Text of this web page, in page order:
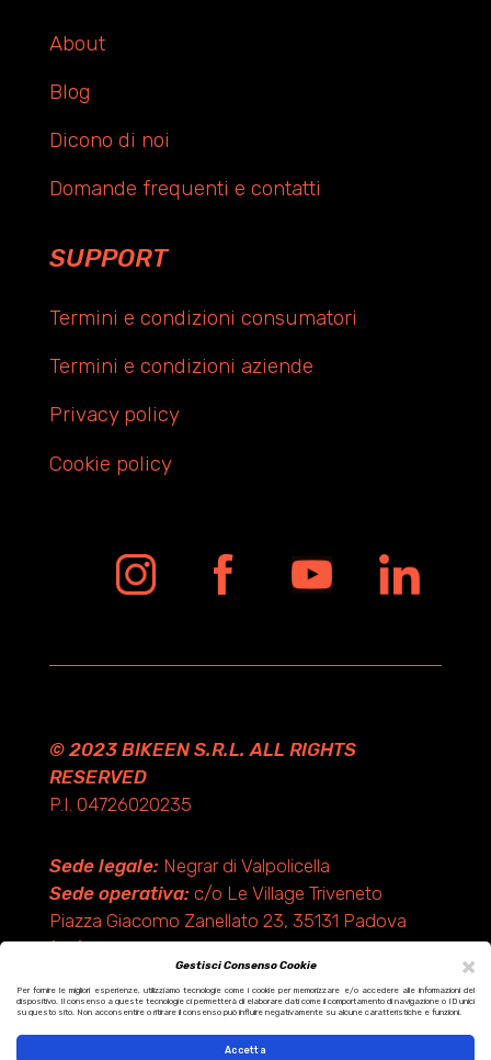
×
Gestisci Consenso Cookie
Per fornire le migliori esperienze, utilizziamo tecnologie come i cookie per memorizzare e/o accedere alle informazioni del
dispositivo. Il consenso a queste tecnologie ci permetterà di elaborare dati come il comportamento di navigazione o ID unici
su questo sito. Non acconsentire o ritirare il consenso può influire negativamente su alcune caratteristiche e funzioni.
Accetta
About
Blog
Dicono di noi
Domande frequenti e contatti
SUPPORT
Termini e condizioni consumatori
Termini e condizioni aziende
Privacy policy
Cookie policy
© 2023 BIKEEN S.R.L. ALL RIGHTS
RESERVED
P.I. 04726020235
Sede legale:Negrar di Valpolicella
Sede operativa:c/o Le Village Triveneto
Piazza Giacomo Zanellato 23, 35131 Padova
(PD)
Design by KF ADV
Development by Italix.net